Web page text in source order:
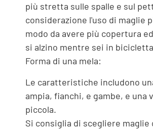
più stretta sulle spalle e sul
considerazione l'uso di maglie
modo da avere più copertura
si alzino mentre sei in
Forma di una mela:
Le caratteristiche includono
ampia, fianchi, e gambe, e una
piccola.
Si consiglia di scegliere maglie